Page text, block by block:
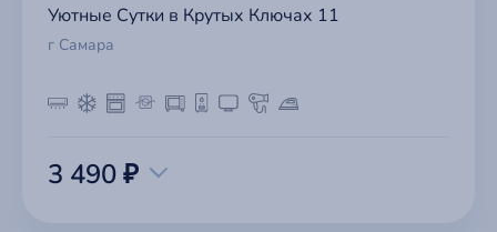
Уютные Сутки в Крутых Ключах 11
г Самара
3 490 ₽